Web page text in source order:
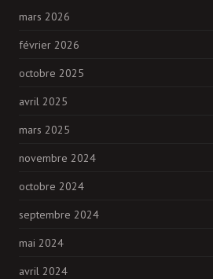
mars 2026
février 2026
octobre 2025
avril 2025
mars 2025
novembre 2024
octobre 2024
septembre 2024
mai 2024
avril 2024